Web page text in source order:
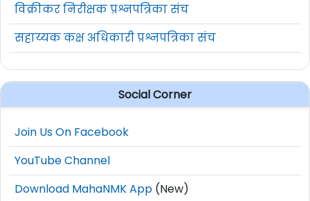
विक्रीकर निरीक्षक प्रश्नपत्रिका संच
सहाय्यक कक्ष अधिकारी प्रश्नपत्रिका संच
Social Corner
Join Us On Facebook
YouTube Channel
Download MahaNMK App (New)